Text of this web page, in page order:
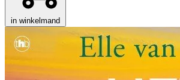
in winkelmand